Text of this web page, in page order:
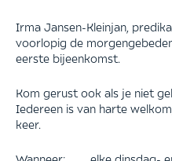
Irma Jansen-Kleinjan,
voorlopig de
eerste bijeenkomst.
Kom gerust ook als je niet
Iedereen is van harte
keer.